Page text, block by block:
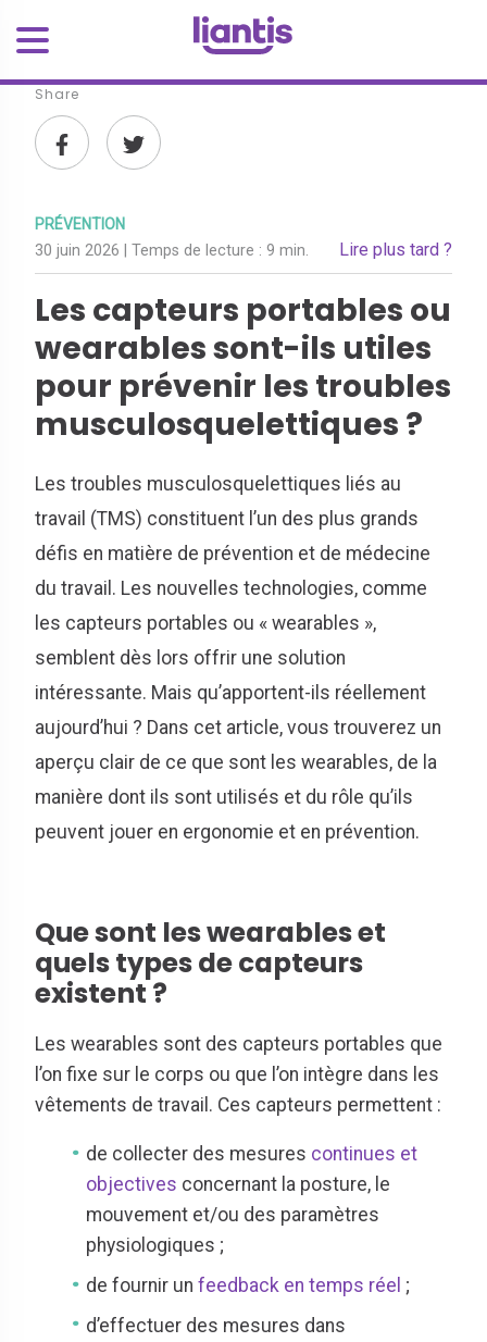
Share
PRÉVENTION
30 juin 2026 | Temps de lecture : 9 min. Lire plus tard ?
Les capteurs portables ou
wearables sont-ils utiles
pour prévenir les troubles
musculosquelettiques ?
Les troubles musculosquelettiques liés au
travail (TMS) constituent l’un des plus grands
défis en matière de prévention et de médecine
du travail. Les nouvelles technologies, comme
les capteurs portables ou « wearables »,
semblent dès lors offrir une solution
intéressante. Mais qu’apportent-ils réellement
aujourd’hui ? Dans cet article, vous trouverez un
aperçu clair de ce que sont les wearables, de la
manière dont ils sont utilisés et du rôle qu’ils
peuvent jouer en ergonomie et en prévention.
Que sont les wearables et
quels types de capteurs
existent ?
Les wearables sont des capteurs portables que
l’on fixe sur le corps ou que l’on intègre dans les
vêtements de travail. Ces capteurs permettent :
de collecter des mesures continues et
objectives concernant la posture, le
mouvement et/ou des paramètres
physiologiques ;
de fournir un feedback en temps réel ;
d’effectuer des mesures dans